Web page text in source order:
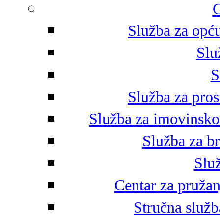
Služba za
Služba za
Služba za
Služba za
Centar za
Stručna